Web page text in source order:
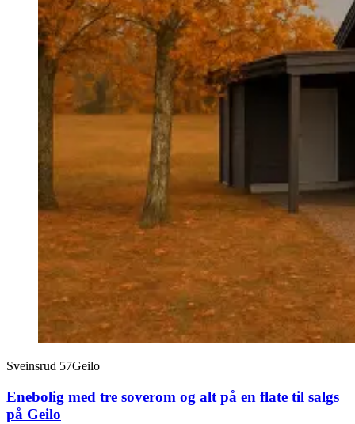
Sveinsrud 57Geilo
Enebolig med tre soverom og alt på en flate til salgs
på Geilo